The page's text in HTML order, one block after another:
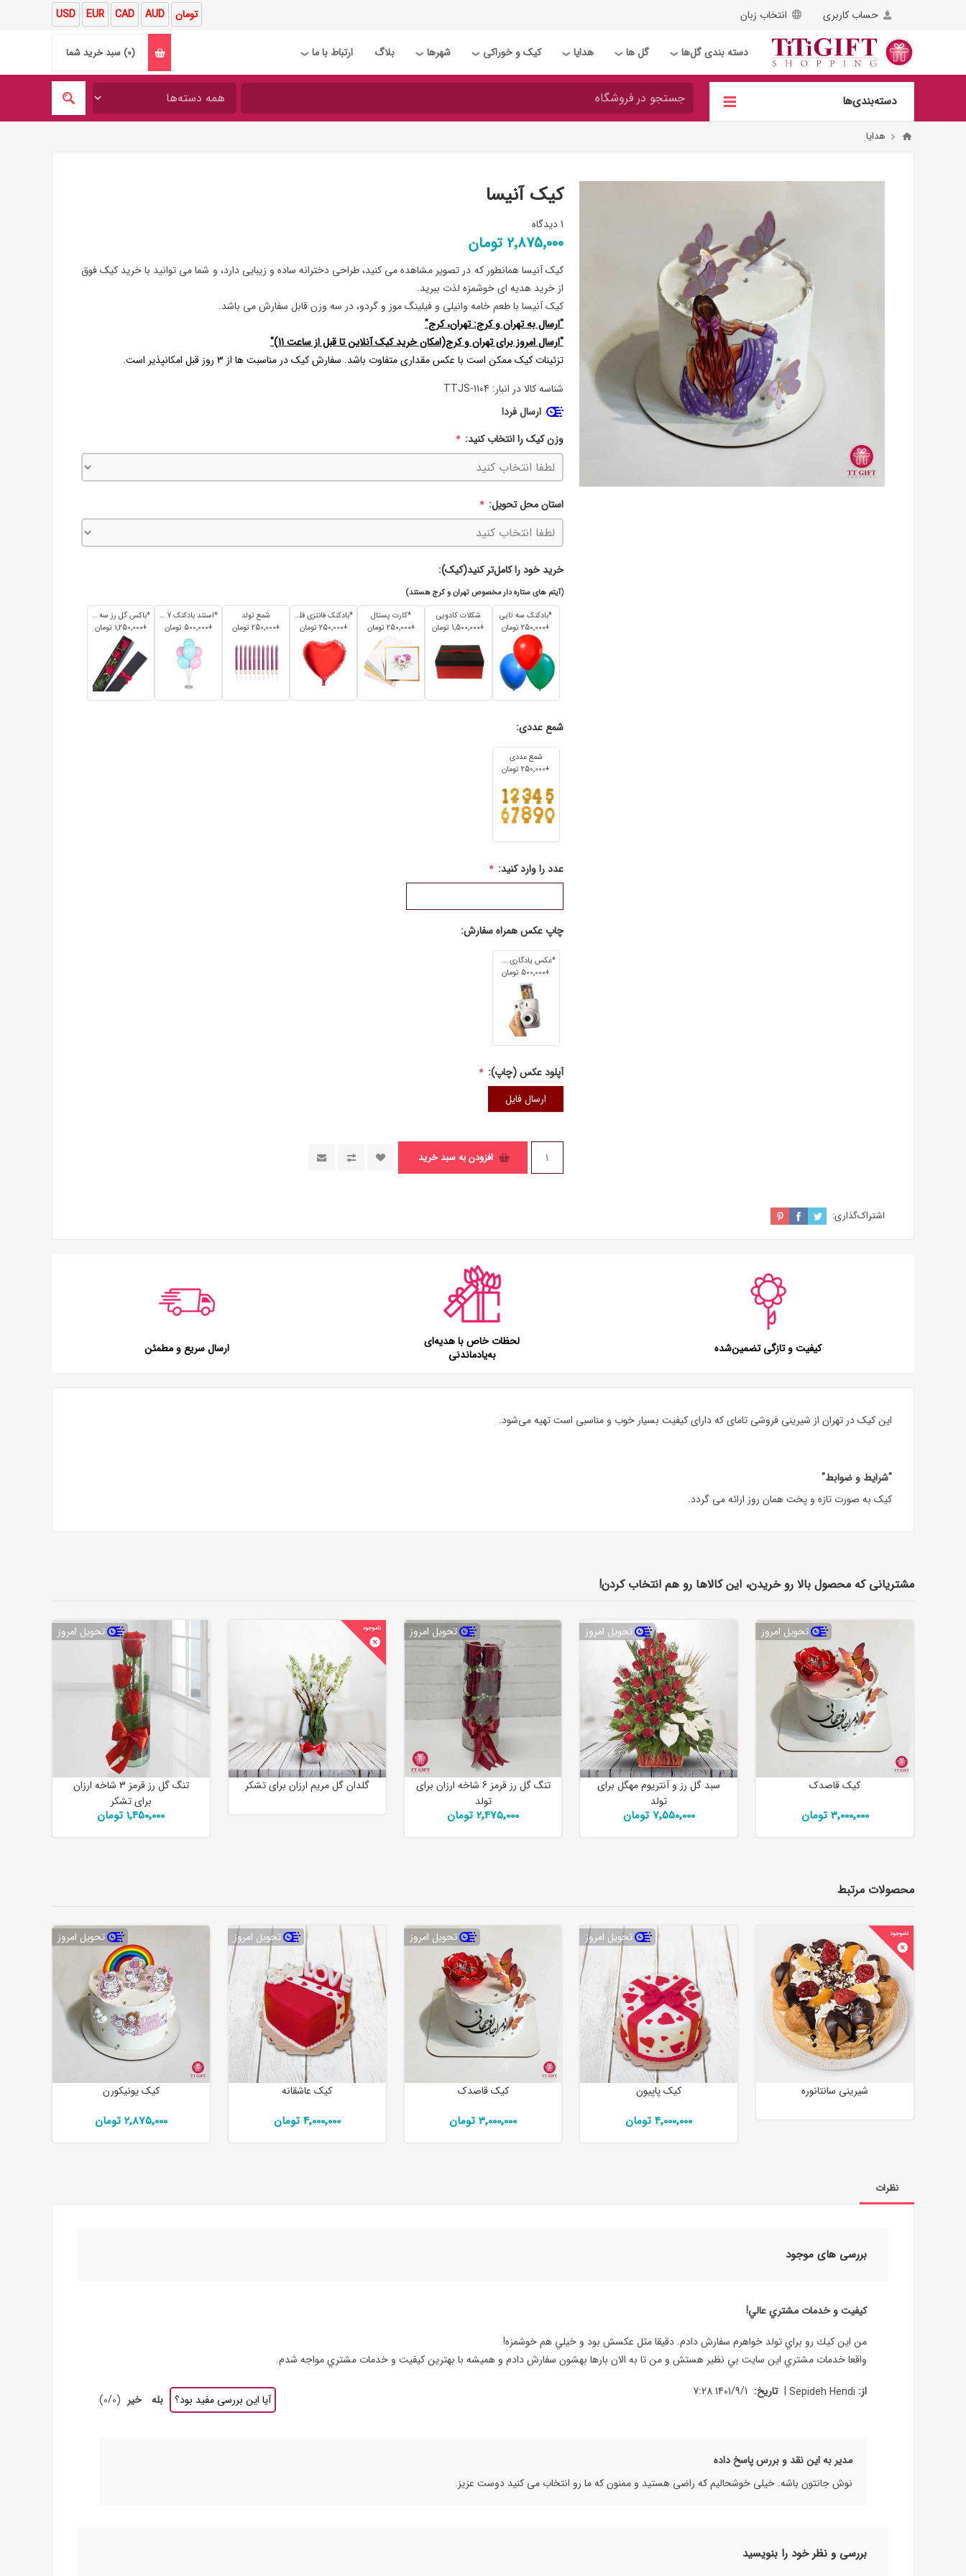
حساب کاربری انتخاب زبان USD EUR CAD AUD تومان
دسته بندی گل‌ها ❯ گل ها ❯ هدایا ❯ کیک و خوراکی ❯ شهرها ❯ بلاگ ارتباط با ما ❯
(0) سبد خرید شما
دسته‌بندی‌ها
هدایا
کیک آنیسا
1 دیدگاه
2٬875٬000 تومان
کیک آنیسا همانطور که در تصویر مشاهده می کنید، طراحی دخترانه ساده و زیبایی دارد، و شما می توانید با خرید کیک فوق
از خرید هدیه ای خوشمزه لذت ببرید.
کیک آنیسا با طعم خامه وانیلی و فیلینگ موز و گردو، در سه وزن قابل سفارش می باشد.
"ارسال به تهران و کرج:تهران،کرج"
"ارسال امروز برای تهران و کرج(امکان خرید کیک آنلاین تا قبل از ساعت 11)"
تزئینات کیک ممکن است با عکس مقداری متفاوت باشد. سفارش کیک در مناسبت ها از 3 روز قبل امکانپذیر است.
شناسه کالا در انبار: TTJS-1104
ارسال فردا
وزن کیک را انتخاب کنید: *
استان محل تحویل: *
خرید خود را کامل‌تر کنید(کیک):
(آیتم های ستاره دار مخصوص تهران و کرج هستند)
*بادکنک سه تایی
+250٬000 تومان
شکلات کادویی
+1٬500٬000 تومان
*کارت پستال
+250٬000 تومان
*بادکنک فانتزی قلبی
+250٬000 تومان
شمع تولد
+250٬000 تومان
*استند بادکنک 7 تایی
+500٬000 تومان
*باکس گل رز سه تایی
+1٬250٬000 تومان
شمع عددی:
شمع عددی
+250٬000 تومان
عدد را وارد کنید: *
چاپ عکس همراه سفارش:
*عکس یادگاری 7cm*5cm
+500٬000 تومان
آپلود عکس (چاپ): *
ارسال فایل
افزودن به سبد خرید
اشتراک‌گذاری:
کیفیت و تازگی تضمین‌شده
لحظات خاص با هدیه‌ای
به‌یادماندنی
ارسال سریع و مطمئن
این کیک در تهران از شیرینی فروشی تامای که دارای کیفیت بسیار خوب و مناسبی است تهیه می‌شود.
"شرایط و ضوابط"
کیک به صورت تازه و پخت همان روز ارائه می گردد.
مشتریانی که محصول بالا رو خریدن، این کالاها رو هم انتخاب کردن!
تحویل امروز
کیک قاصدک
3٬000٬000 تومان
تحویل امروز
سبد گل رز و آنتریوم مهگل برای
تولد
7٬550٬000 تومان
تحویل امروز
تنگ گل رز قرمز 6 شاخه ارزان برای
تولد
2٬475٬000 تومان
گلدان گل مریم ارزان برای تشکر
تحویل امروز
تنگ گل رز قرمز 3 شاخه ارزان
برای تشکر
1٬450٬000 تومان
محصولات مرتبط
شیرینی سانتانوره
تحویل امروز
کیک پاپیون
4٬000٬000 تومان
تحویل امروز
کیک قاصدک
3٬000٬000 تومان
تحویل امروز
کیک عاشقانه
4٬000٬000 تومان
تحویل امروز
کیک یونیکورن
2٬875٬000 تومان
نظرات
بررسی های موجود
كيفيت و خدمات مشتري عالي!
من اين كيك رو براي تولد خواهرم سفارش دادم. دقيقا مثل عكسش بود و خيلي هم خوشمزه!
واقعا خدمات مشتري اين سايت بي نظير هستش و من تا به الان بارها بهشون سفارش دادم و هميشه با بهترين كيفيت و خدمات مشتري مواجه شدم.
از: Sepideh Hendi
| تاریخ: 1401/9/1 7:28
آیا این بررسی مفید بود؟ بله خیر (
0/0
)
مدیر به این نقد و بررس پاسخ داده
نوش جانتون باشه. خیلی خوشحالیم که راضی هستید و ممنون که ما رو انتخاب می کنید دوست عزیز.
بررسی و نظر خود را بنویسید